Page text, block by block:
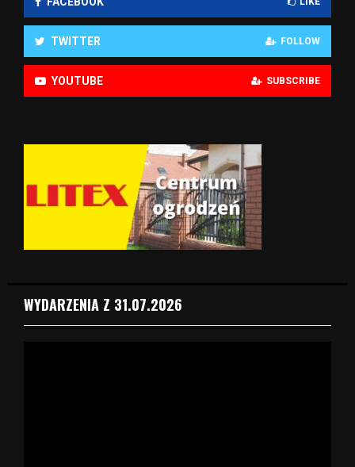
TWITTER FOLLOW
YOUTUBE SUBSCRIBE
WYDARZENIA Z 31.07.2026